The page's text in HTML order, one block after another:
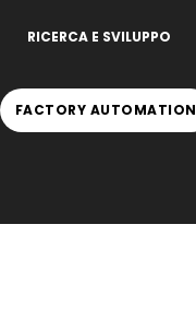
RICERCA E SVILUPPO
FACTORY AUTOMATION